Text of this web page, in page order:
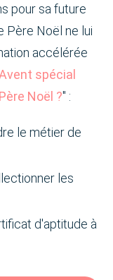
pour sa future
Père Noël ne lui
accélérée
spécial
Noël ?" :
le métier de
les
d'aptitude à